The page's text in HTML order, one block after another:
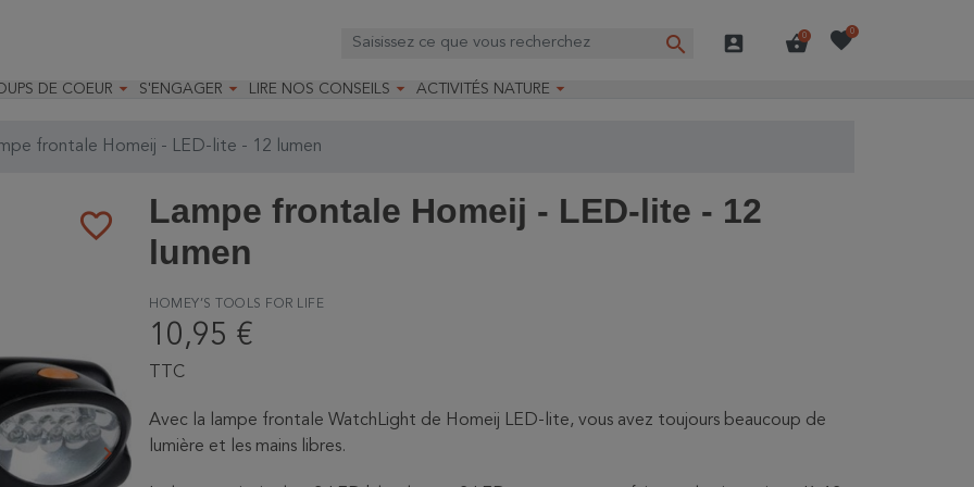
search account_box shopping_basket
0 favorite0
DE COEUR  S'ENGAGER 
Faire un legs
LIRE NOS CONSEILS 
Installer un abreuvoir
ACTIVITÉS NATURE 
frontale Homeij - LED-lite - 12 lumen
favorite_border
Suivant
keyboard_arrow_right
Lampe frontale Homeij - LED-lite - 12
lumen
HOMEY’S TOOLS FOR LIFE
10,95 €
TTC
Avec la lampe frontale WatchLight de Homeij LED-lite, vous avez toujours beaucoup de
lumière et les mains libres.